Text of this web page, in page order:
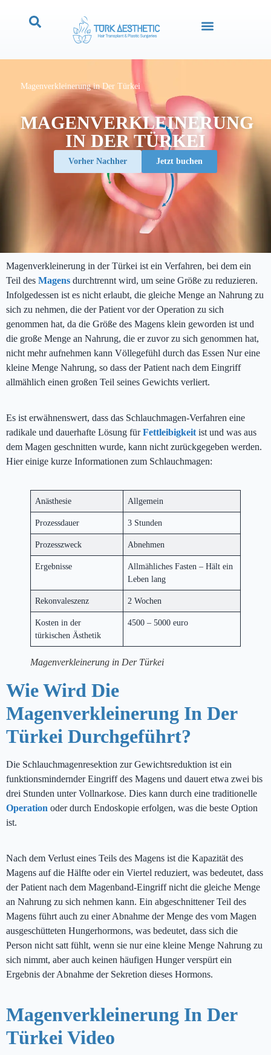
Magenverkleinerung in Der Türkei
MAGENVERKLEINERUNG
IN DER TÜRKEI
Vorher Nachher Jetzt buchen
Magenverkleinerung in der Türkei ist ein Verfahren, bei dem ein
Teil des Magens durchtrennt wird, um seine Größe zu reduzieren.
Infolgedessen ist es nicht erlaubt, die gleiche Menge an Nahrung zu
sich zu nehmen, die der Patient vor der Operation zu sich
genommen hat, da die Größe des Magens klein geworden ist und
die große Menge an Nahrung, die er zuvor zu sich genommen hat,
nicht mehr aufnehmen kann Völlegefühl durch das Essen Nur eine
kleine Menge Nahrung, so dass der Patient nach dem Eingriff
allmählich einen großen Teil seines Gewichts verliert.
Es ist erwähnenswert, dass das Schlauchmagen-Verfahren eine
radikale und dauerhafte Lösung fürFettleibigkeit ist und was aus
dem Magen geschnitten wurde, kann nicht zurückgegeben werden.
Hier einige kurze Informationen zum Schlauchmagen:
Anästhesie Allgemein
Prozessdauer 3 Stunden
Prozesszweck Abnehmen
Ergebnisse
Allmähliches Fasten – Hält ein
Leben lang
Rekonvaleszenz 2 Wochen
Kosten in der
türkischen Ästhetik
4500 – 5000 euro
Magenverkleinerung in Der Türkei
Wie Wird Die
Magenverkleinerung In Der
Türkei Durchgeführt?
Die Schlauchmagenresektion zur Gewichtsreduktion ist ein
funktionsmindernder Eingriff des Magens und dauert etwa zwei bis
drei Stunden unter Vollnarkose. Dies kann durch eine traditionelle
Operation oder durch Endoskopie erfolgen, was die beste Option
ist.
Nach dem Verlust eines Teils des Magens ist die Kapazität des
Magens auf die Hälfte oder ein Viertel reduziert, was bedeutet, dass
der Patient nach dem Magenband-Eingriff nicht die gleiche Menge
an Nahrung zu sich nehmen kann. Ein abgeschnittener Teil des
Magens führt auch zu einer Abnahme der Menge des vom Magen
ausgeschütteten Hungerhormons, was bedeutet, dass sich die
Person nicht satt fühlt, wenn sie nur eine kleine Menge Nahrung zu
sich nimmt, aber auch keinen häufigen Hunger verspürt ein
Ergebnis der Abnahme der Sekretion dieses Hormons.
Magenverkleinerung In Der
Türkei Video